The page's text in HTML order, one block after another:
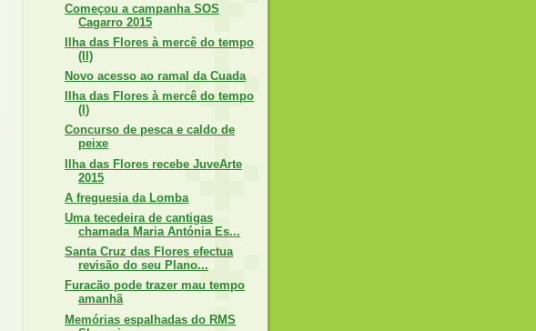
Começou a campanha SOS
Cagarro 2015
Ilha das Flores à mercê do tempo
(II)
Novo acesso ao ramal da Cuada
Ilha das Flores à mercê do tempo
(I)
Concurso de pesca e caldo de
peixe
Ilha das Flores recebe JuveArte
2015
A freguesia da Lomba
Uma tecedeira de cantigas
chamada Maria Antónia Es...
Santa Cruz das Flores efectua
revisão do seu Plano...
Furacão pode trazer mau tempo
amanhã
Memórias espalhadas do RMS